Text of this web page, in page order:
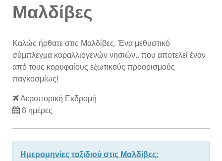
Μαλδίβες
Καλώς ήρθατε στις Μαλδίβες. Ένα μεθυστικό
σύμπλεγμα κοραλλιογενών νησιών.. που αποτελεί έναν
από τους κορυφαίους εξωτικούς προορισμούς
παγκοσμίως!
Αεροπορική Εκδρομή
8 ημέρες
Ημερομηνίες ταξιδιού στις Μαλδίβες: